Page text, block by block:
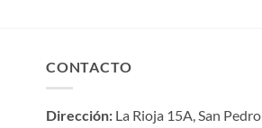
CONTACTO
Dirección: La Rioja 15A, San Pedro